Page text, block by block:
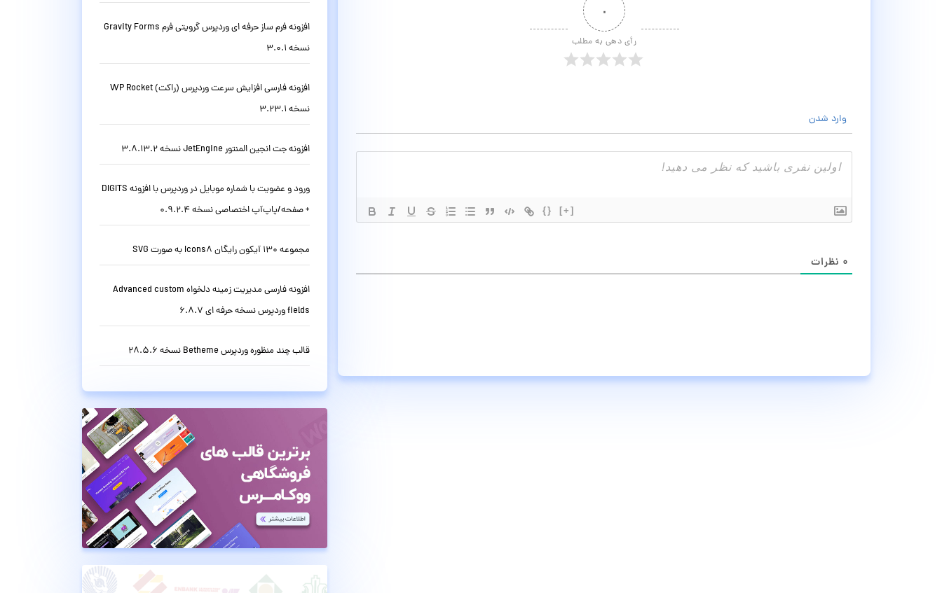
۰
رأی دهی به مطلب
وارد شدن
{} [+]
۰ نظرات
افزونه فرم ساز حرفه ای وردپرس گرویتی فرم Gravity Forms
نسخه 3.0.1
افزونه فارسی افزایش سرعت وردپرس (راکت) WP Rocket
نسخه 3.23.1
افزونه جت انجین المنتور JetEngine نسخه 3.8.13.2
ورود و عضویت با شماره موبایل در وردپرس با افزونه DIGITS
+ صفحه/پاپ‌آپ اختصاصی نسخه 0.9.2.4
مجموعه 130 آیکون رایگان Icons8 به صورت SVG
افزونه فارسی مدیریت زمینه دلخواه Advanced custom
fields وردپرس نسخه حرفه ای 6.8.7
قالب چند منظوره وردپرس Betheme نسخه 28.5.6